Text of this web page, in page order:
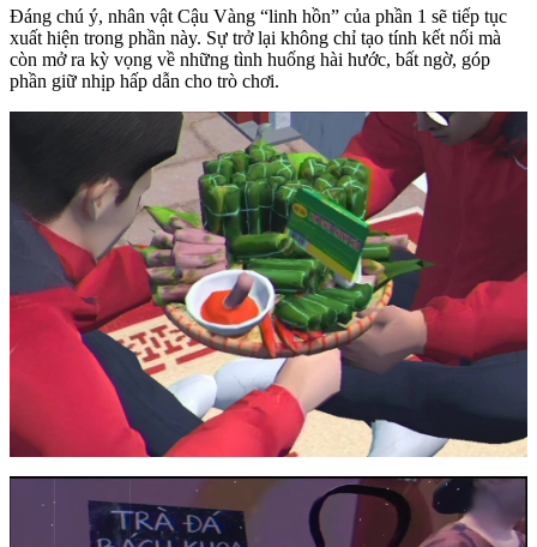
Đáng chú ý, nhân vật Cậu Vàng “linh hồn” của phần 1 sẽ tiếp tục
xuất hiện trong phần này. Sự trở lại không chỉ tạo tính kết nối mà
còn mở ra kỳ vọng về những tình huống hài hước, bất ngờ, góp
phần giữ nhịp hấp dẫn cho trò chơi.